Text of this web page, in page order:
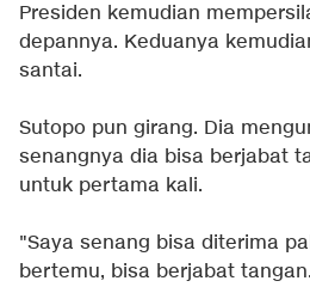
Presiden kemudian
depannya. Keduanya
santai.
Sutopo pun girang. Dia
senangnya dia bisa berjabat
untuk pertama kali.
"Saya senang bisa diterima
bertemu, bisa berjabat